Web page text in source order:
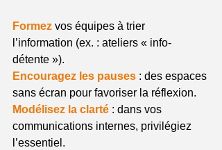
Formez vos équipes à trier
l’information (ex. : ateliers « info-
détente »).
Encouragez les pauses : des espaces
sans écran pour favoriser la réflexion.
Modélisez la clarté : dans vos
communications internes, privilégiez
l’essentiel.